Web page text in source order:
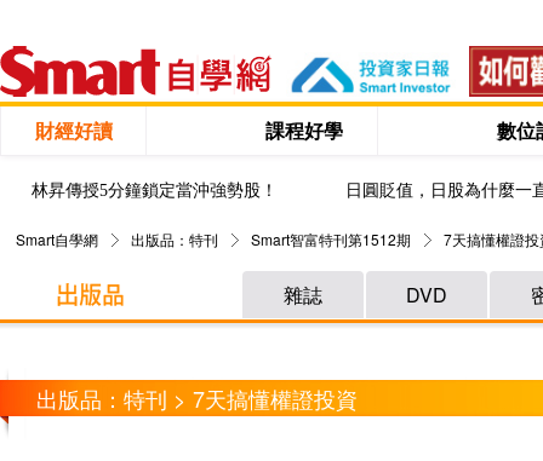
財經好讀 課程好學 數位
林昇傳授5分鐘鎖定當沖強勢股！ 日圓貶值，日股為什麼一
Smart自學網 出版品：特刊 Smart智富特刊第1512期 7天搞懂權證投
雜誌 DVD
出版品：特刊 > 7天搞懂權證投資